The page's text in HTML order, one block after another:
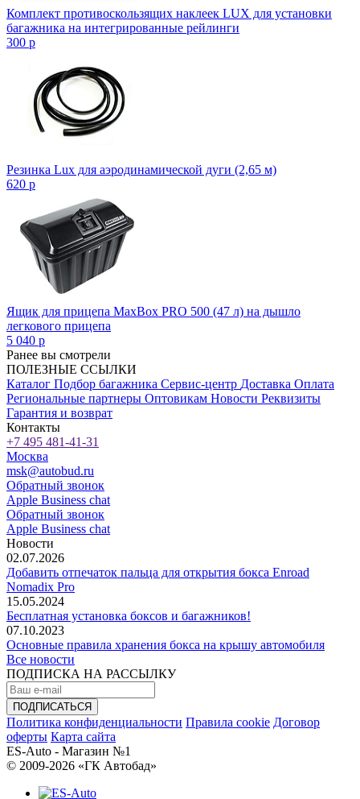
Комплект противоскользящих наклеек LUX для установки
багажника на интегрированные рейлинги
300 p
Резинка Lux для аэродинамической дуги (2,65 м)
620 p
Ящик для прицепа MaxBox PRO 500 (47 л) на дышло
легкового прицепа
5 040 p
Ранее вы смотрели
ПОЛЕЗНЫЕ ССЫЛКИ
Каталог Подбор багажника Сервис-центр Доставка Оплата
Региональные партнеры Оптовикам Новости Реквизиты
Гарантия и возврат
Контакты
+7 495 481-41-31
Москва
msk@autobud.ru
Обратный звонок
Apple Business chat
Обратный звонок
Apple Business chat
Новости
02.07.2026
Добавить отпечаток пальца для открытия бокса Enroad
Nomadix Pro
15.05.2024
Бесплатная установка боксов и багажников!
07.10.2023
Основные правила хранения бокса на крышу автомобиля
Все новости
ПОДПИСКА НА РАССЫЛКУ
Политика конфиденциальности Правила cookie Договор
оферты Карта сайта
ES-Auto - Магазин №1
© 2009-2026 «ГК Автобад»